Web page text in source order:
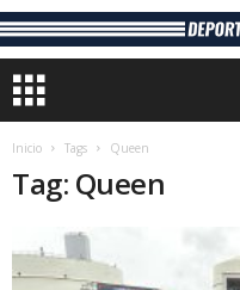
Inicio Tags Queen
Tag: Queen